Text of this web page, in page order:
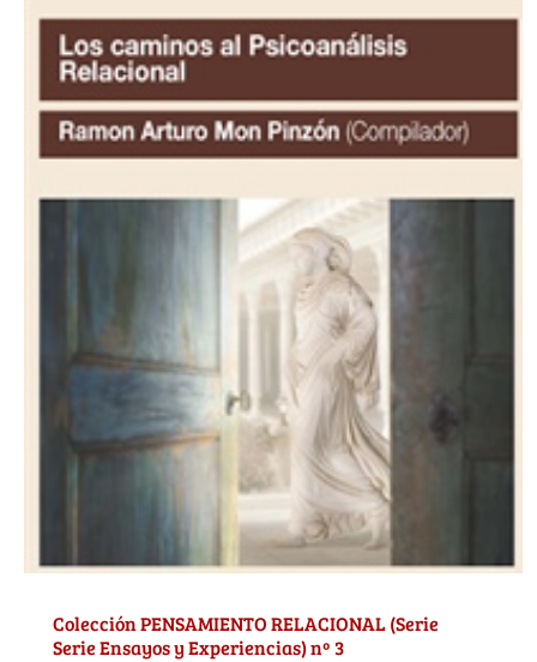
Colección PENSAMIENTO RELACIONAL (Serie
Serie Ensayos y Experiencias) nº 3